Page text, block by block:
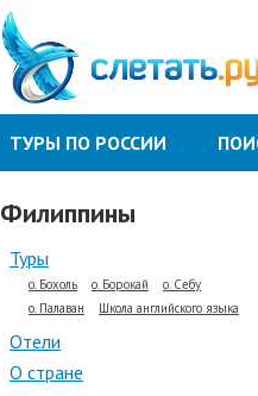
ТУРЫ ПО РОССИИ
Филиппины
Туры
о. Бохоль о. Борокай
о. Себу
о. Палаван
Школа английского языка
Отели
О стране